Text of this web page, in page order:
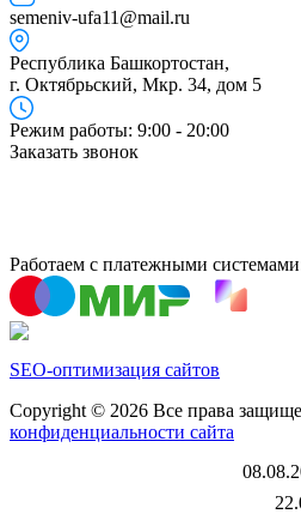
semeniv-ufa11@mail.ru
Республика Башкортостан,
г. Октябрьский, Мкр. 34, дом 5
Режим работы: 9:00 - 20:00
Заказать звонок
Работаем с платежными
SEO-оптимизация сайтов
Copyright © 2026 Все права
конфиденциальности сайта